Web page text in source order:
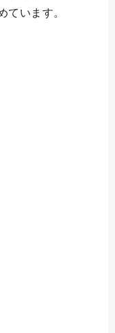
ています。